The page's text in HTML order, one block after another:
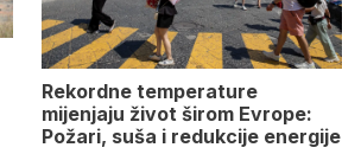
Rekordne temperature
mijenjaju život širom Evrope:
Požari, suša i redukcije energije